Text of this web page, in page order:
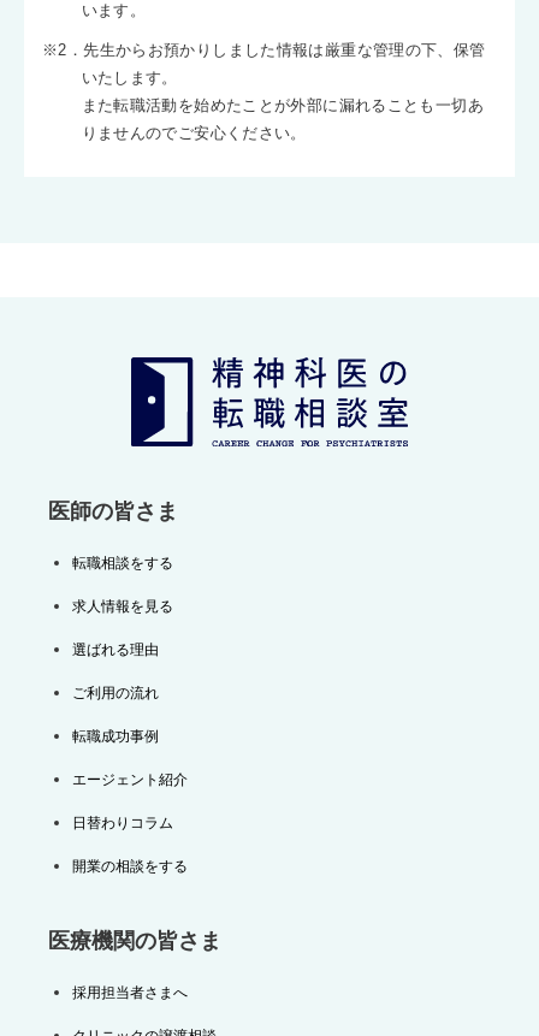
います。
※2．先生からお預かりしました情報は厳重な管理の下、保管
いたします。
また転職活動を始めたことが外部に漏れることも一切あ
りませんのでご安心ください。
医師の皆さま
転職相談をする
求人情報を見る
選ばれる理由
ご利用の流れ
転職成功事例
エージェント紹介
日替わりコラム
開業の相談をする
医療機関の皆さま
採用担当者さまへ